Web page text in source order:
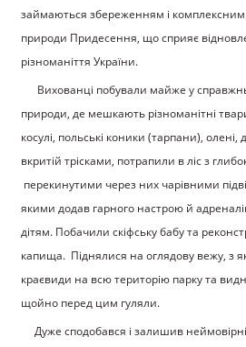
займаються збереженням і комплексним
природи Придесення, що сприяє
різноманіття України.
Вихованці побували майже у
природи, де мешкають різноманітні
косулі, польські коники (тарпани), олені,
вкритій трісками, потрапили в ліс з
перекинутими через них чарівними
якими додав гарного настрою й
дітям. Побачили скіфську бабу та
капища. Піднялися на оглядову вежу, з
краєвиди на всю територію парку та
щойно перед цим гуляли.
Дуже сподобався і залишив